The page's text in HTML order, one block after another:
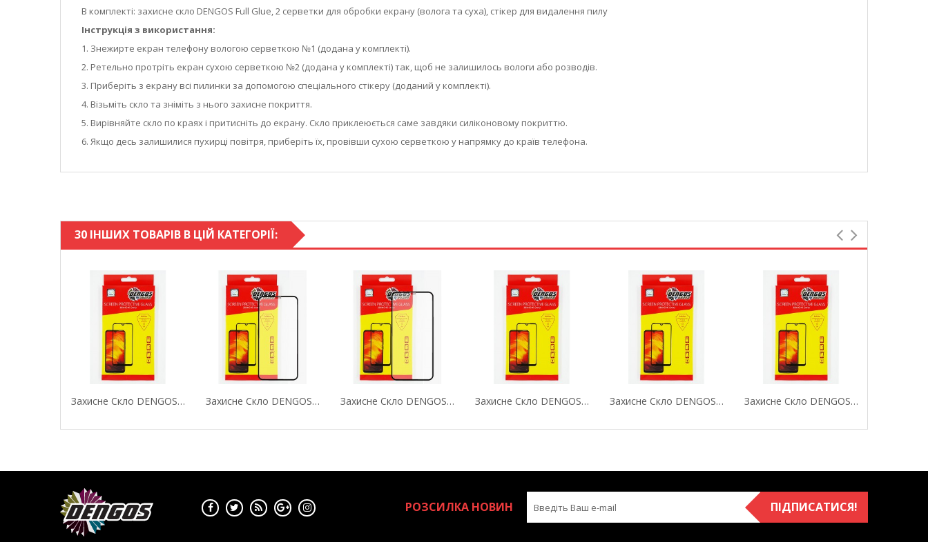
В комплекті: захисне скло DENGOS Full Glue, 2 серветки для обробки екрану (волога та суха), стікер для видалення пилу
Інструкція з використання:
1. Знежирте екран телефону вологою серветкою №1 (додана у комплекті).
2. Ретельно протріть екран сухою серветкою №2 (додана у комплекті) так, щоб не залишилось вологи або розводів.
3. Приберіть з екрану всі пилинки за допомогою спеціального стікеру (доданий у комплекті).
4. Візьміть скло та зніміть з нього захисне покриття.
5. Вирівняйте скло по краях і притисніть до екрану. Скло приклеюється саме завдяки силіконовому покриттю.
6. Якщо десь залишилися пухирці повітря, приберіть їх, провівши сухою серветкою у напрямку до країв телефона.
30 ІНШИХ ТОВАРІВ В ЦІЙ КАТЕГОРІЇ:
Захисне Скло DENGOS (Tempered Glass Full Glue... Захисне Скло DENGOS (Tempered Glass Full Glue... Захисне Скло DENGOS (Tempered Glass Full Glue... Захисне Скло DENGOS (Tempered Glass Full Glue... Захисне Скло DENGOS (Tempered Glass Full Glue... Захисне Скло DENGOS (Tempered Glass Full Glue...
РОЗСИЛКА НОВИН ПІДПИСАТИСЯ!